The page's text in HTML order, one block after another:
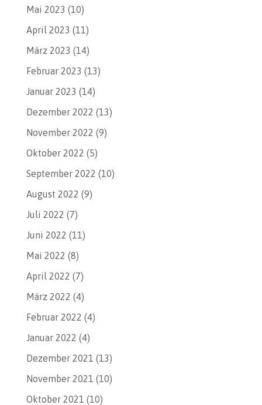
Mai 2023 (10)
April 2023 (11)
März 2023 (14)
Februar 2023 (13)
Januar 2023 (14)
Dezember 2022 (13)
November 2022 (9)
Oktober 2022 (5)
September 2022 (10)
August 2022 (9)
Juli 2022 (7)
Juni 2022 (11)
Mai 2022 (8)
April 2022 (7)
März 2022 (4)
Februar 2022 (4)
Januar 2022 (4)
Dezember 2021 (13)
November 2021 (10)
Oktober 2021 (10)